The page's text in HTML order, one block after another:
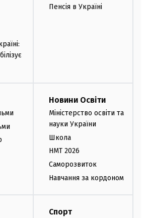
Пенсія в Україні
Новини Освіти
Міністерство освіти та
науки України
Школа
НМТ 2026
Саморозвиток
Навчання за кордоном
Спорт